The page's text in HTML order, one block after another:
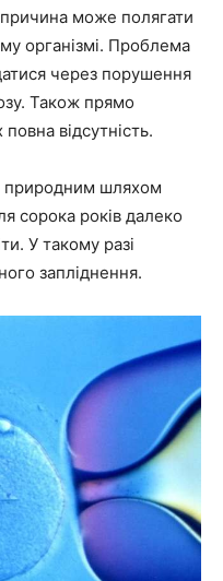
може полягати
організмі. Проблема
через порушення
Також прямо
відсутність.
природним шляхом
сорока років далеко
У такому разі
запліднення.